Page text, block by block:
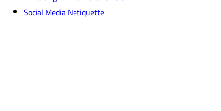
Social Media Netiquette